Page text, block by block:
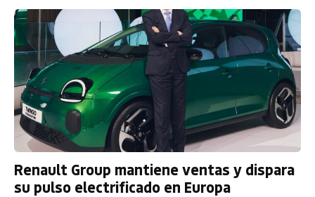
Renault Group mantiene ventas y dispara
su pulso electrificado en Europa